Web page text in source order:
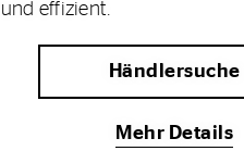
und effizient.
Händlersuche
Mehr Details